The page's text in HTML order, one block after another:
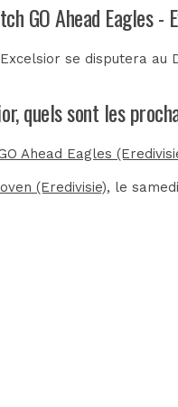
GO Ahead Eagles -
se disputera au
quels sont les
Ahead Eagles
(Eredivisie), le